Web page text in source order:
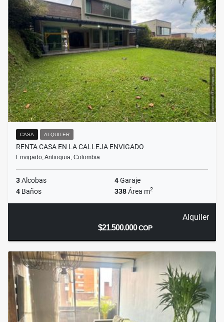
CASA ALQUILER
RENTA CASA EN LA CALLEJA ENVIGADO
Envigado, Antioquia, Colombia
3Alcobas 4Garaje
4 Baños 338Área m2
Alquiler
$21.500.000COP